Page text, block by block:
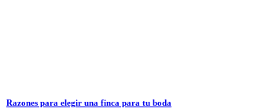
Razones para elegir una finca para tu boda